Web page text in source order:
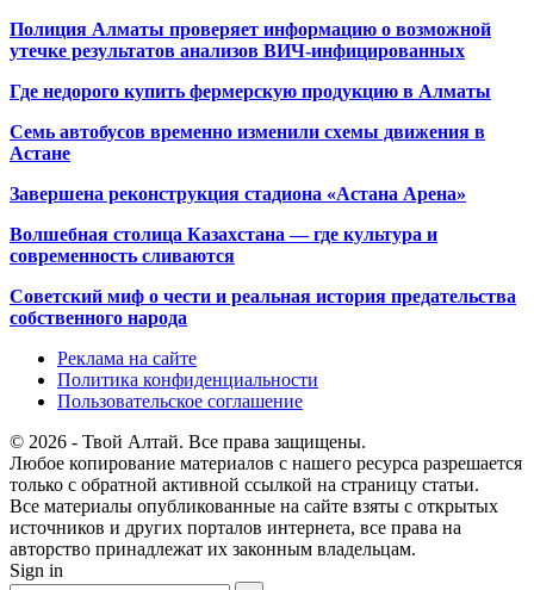
Полиция Алматы проверяет информацию о возможной
утечке результатов анализов ВИЧ-инфицированных
Где недорого купить фермерскую продукцию в Алматы
Семь автобусов временно изменили схемы движения в
Астане
Завершена реконструкция стадиона «Астана Арена»
Волшебная столица Казахстана — где культура и
современность сливаются
Советский миф о чести и реальная история предательства
собственного народа
Реклама на сайте
Политика конфиденциальности
Пользовательское соглашение
© 2026 - Твой Алтай. Все права защищены.
Любое копирование материалов с нашего ресурса разрешается
только с обратной активной ссылкой на страницу статьи.
Все материалы опубликованные на сайте взяты с открытых
источников и других порталов интернета, все права на
авторство принадлежат их законным владельцам.
Sign in